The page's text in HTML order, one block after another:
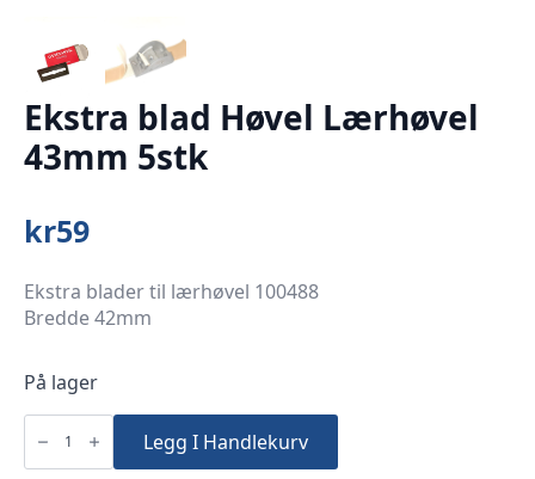
Ekstra blad Høvel Lærhøvel
43mm 5stk
kr59
Ekstra blader til lærhøvel 100488
Bredde 42mm
På lager
Ekstra
Høvel
Lærhøvel
Legg I Handlekurv